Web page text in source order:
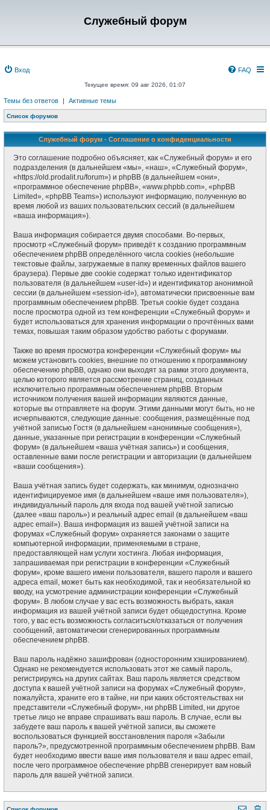
Служебный форум
Вход FAQ
Текущее время: 09 авг 2026, 01:07
Темы без ответов | Активные темы
Список форумов
Служебный форум - Соглашение о конфиденциальности
Это соглашение подробно объясняет, как «Служебный форум» и его
подразделения (в дальнейшем «мы», «наш», «Служебный форум»,
«https://old.prodalit.ru/forum») и phpBB (в дальнейшем «они»,
«программное обеспечение phpBB», «www.phpbb.com», «phpBB
Limited», «phpBB Teams») используют информацию, полученную во
время любой из ваших пользовательских сессий (в дальнейшем
«ваша информация»).
Ваша информация собирается двумя способами. Во-первых,
просмотр «Служебный форум» приведёт к созданию программным
обеспечением phpBB определённого числа cookies (небольшие
текстовые файлы, загружаемые в папку временных файлов вашего
браузера). Первые две cookie содержат только идентификатор
пользователя (в дальнейшем «user-id») и идентификатор анонимной
сессии (в дальнейшем «session-id»), автоматически присвоенные вам
программным обеспечением phpBB. Третья cookie будет создана
после просмотра одной из тем конференции «Служебный форум» и
будет использоваться для хранения информации о прочтённых вами
темах, повышая таким образом удобство работы с форумами.
Также во время просмотра конференции «Служебный форум» мы
можем установить cookies, внешние по отношению к программному
обеспечению phpBB, однако они выходят за рамки этого документа,
целью которого является рассмотрение страниц, созданных
исключительно программным обеспечением phpBB. Вторым
источником получения вашей информации являются данные,
которые вы отправляете на форум. Этими данными могут быть, но не
исчерпываются, следующие данные: сообщения, размещённые под
учётной записью Гостя (в дальнейшем «анонимные сообщения»),
данные, указанные при регистрации в конференции «Служебный
форум» (в дальнейшем «ваша учётная запись») и сообщения,
оставленные вами после регистрации и авторизации (в дальнейшем
«ваши сообщения»).
Ваша учётная запись будет содержать, как минимум, однозначно
идентифицируемое имя (в дальнейшем «ваше имя пользователя»),
индивидуальный пароль для входа под вашей учётной записью
(далее «ваш пароль») и реальный адрес email (в дальнейшем «ваш
адрес email»). Ваша информация из вашей учётной записи на
форумах «Служебный форум» охраняется законами о защите
компьютерной информации, применяемыми в стране,
предоставляющей нам услуги хостинга. Любая информация,
запрашиваемая при регистрации в конференции «Служебный
форум», кроме вашего имени пользователя, вашего пароля и вашего
адреса email, может быть как необходимой, так и необязательной ко
вводу, на усмотрение администрации конференции «Служебный
форум». В любом случае у вас есть возможность выбрать, какая
информация из вашей учётной записи будет общедоступна. Кроме
того, у вас есть возможность согласиться/отказаться от получения
сообщений, автоматически сгенерированных программным
обеспечением phpBB.
Ваш пароль надёжно зашифрован (односторонним хэшированием).
Однако не рекомендуется использовать этот же самый пароль,
регистрируясь на других сайтах. Ваш пароль является средством
доступа к вашей учётной записи на форумах «Служебный форум»,
пожалуйста, храните его в тайне, ни при каких обстоятельствах ни
представители «Служебный форум», ни phpBB Limited, ни другое
третье лицо не вправе спрашивать ваш пароль. В случае, если вы
забудете ваш пароль к вашей учётной записи, вы сможете
воспользоваться функцией восстановления пароля «Забыли
пароль?», предусмотренной программным обеспечением phpBB. Вам
будет необходимо ввести ваше имя пользователя и ваш адрес email,
после чего программное обеспечение phpBB сгенерирует вам новый
пароль для вашей учётной записи.